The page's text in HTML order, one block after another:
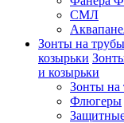
СМЛ
Зонты на
козырьки
и козырьки
Зонты на
Флюгеры